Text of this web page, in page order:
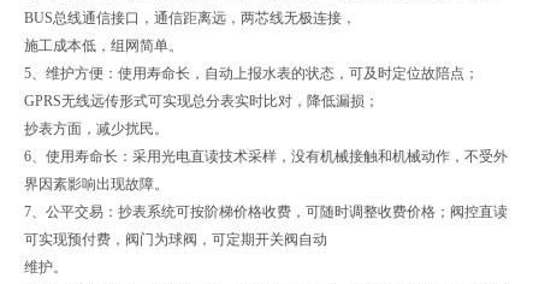
BUS总线通信接口，通信距离远，两芯线无极连接，
施工成本低，组网简单。
5、维护方便：使用寿命长，自动上报水表的状态，可及时定位故陪点；
GPRS无线远传形式可实现总分表实时比对，降低漏损；
抄表方面，减少扰民。
6、使用寿命长：采用光电直读技术采样，没有机械接触和机械动作，不受外
界因素影响出现故障。
7、公平交易：抄表系统可按阶梯价格收费，可随时调整收费价格；阀控直读
可实现预付费，阀门为球阀，可定期开关阀自动
维护。